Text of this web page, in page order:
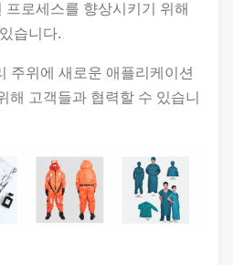
로세스를 향상시키기 위해
습니다.
주위에 새로운 애플리케이션
해 고객들과 협력할 수 있습니